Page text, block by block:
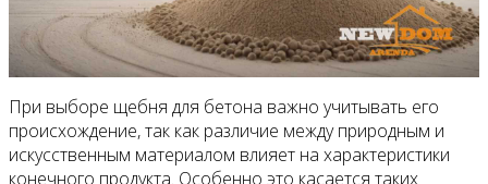
При выборе щебня для бетона важно учитывать его
происхождение, так как различие между природным и
искусственным материалом влияет на характеристики
конечного продукта. Особенно это касается таких